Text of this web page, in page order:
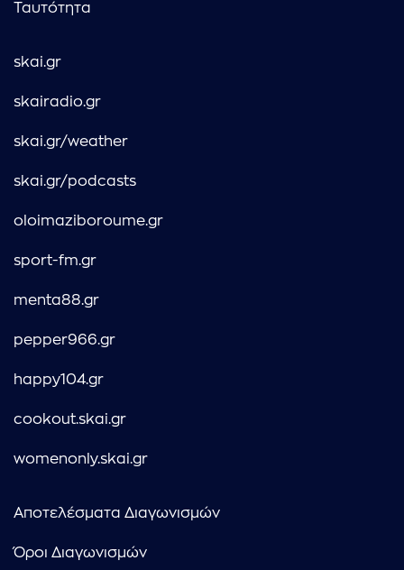
Ταυτότητα
skai.gr
skairadio.gr
skai.gr/weather
skai.gr/podcasts
oloimaziboroume.gr
sport-fm.gr
menta88.gr
pepper966.gr
happy104.gr
cookout.skai.gr
womenonly.skai.gr
Αποτελέσματα Διαγωνισμών
Όροι Διαγωνισμών